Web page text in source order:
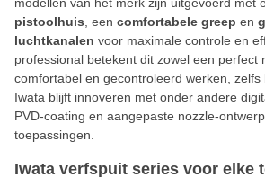
pistoolhuis , een comfortabele greep en
luchtkanalen voor maximale controle en
professional betekent dit zowel een perfect
comfortabel en gecontroleerd werken, zelfs
Iwata blijft innoveren met onder andere
PVD-coating en aangepaste nozzle-
toepassingen.
Iwata verfspuit series voor elke